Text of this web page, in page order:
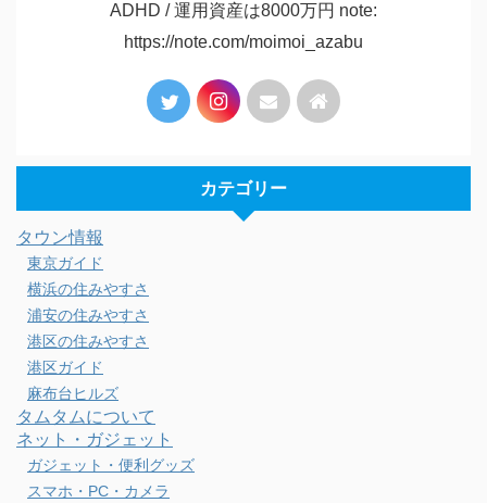
ADHD / 運用資産は8000万円 note:
https://note.com/moimoi_azabu
カテゴリー
タウン情報
東京ガイド
横浜の住みやすさ
浦安の住みやすさ
港区の住みやすさ
港区ガイド
麻布台ヒルズ
タムタムについて
ネット・ガジェット
ガジェット・便利グッズ
スマホ・PC・カメラ